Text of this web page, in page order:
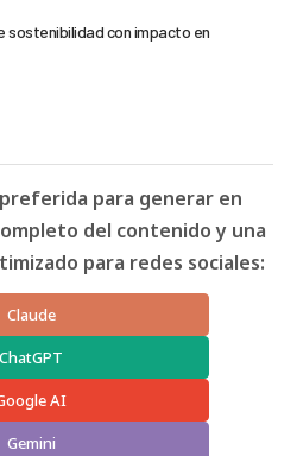
sostenibilidad con impacto en
para generar en
del contenido y una
para redes sociales:
Claude
ChatGPT
AI
Gemini